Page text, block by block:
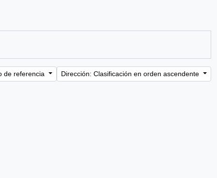
de referencia Dirección: Clasificación en orden ascendente